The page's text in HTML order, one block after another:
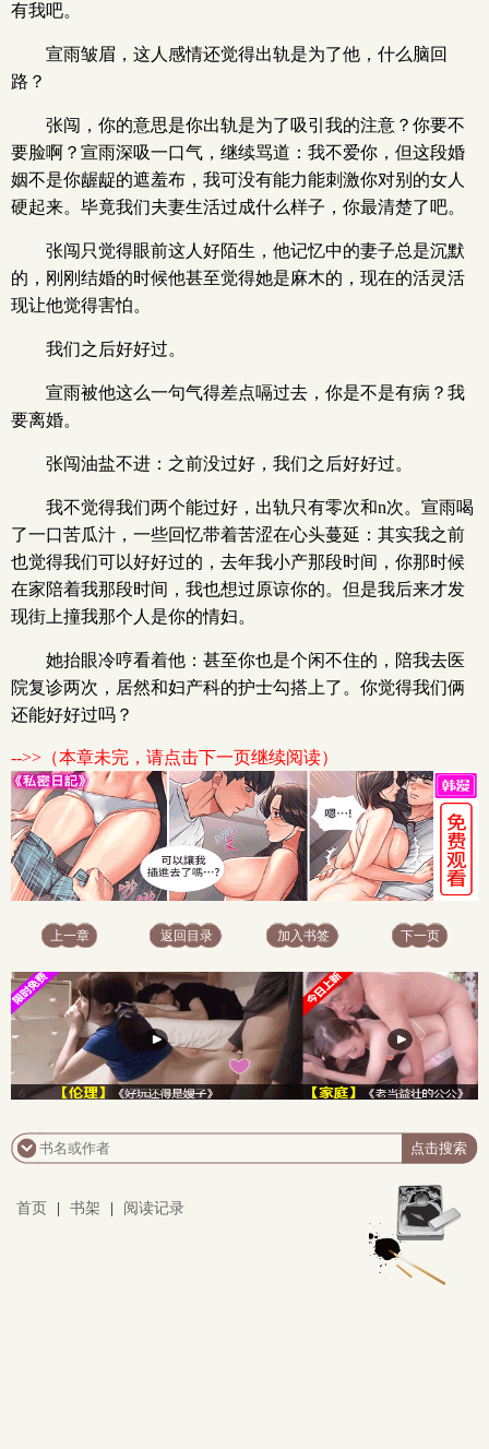
有我吧。
宣雨皱眉，这人感情还觉得出轨是为了他，什么脑回
路？
张闯，你的意思是你出轨是为了吸引我的注意？你要不
要脸啊？宣雨深吸一口气，继续骂道：我不爱你，但这段婚
姻不是你龌龊的遮羞布，我可没有能力能刺激你对别的女人
硬起来。毕竟我们夫妻生活过成什么样子，你最清楚了吧。
张闯只觉得眼前这人好陌生，他记忆中的妻子总是沉默
的，刚刚结婚的时候他甚至觉得她是麻木的，现在的活灵活
现让他觉得害怕。
我们之后好好过。
宣雨被他这么一句气得差点嗝过去，你是不是有病？我
要离婚。
张闯油盐不进：之前没过好，我们之后好好过。
我不觉得我们两个能过好，出轨只有零次和n次。宣雨喝
了一口苦瓜汁，一些回忆带着苦涩在心头蔓延：其实我之前
也觉得我们可以好好过的，去年我小产那段时间，你那时候
在家陪着我那段时间，我也想过原谅你的。但是我后来才发
现街上撞我那个人是你的情妇。
她抬眼冷哼看着他：甚至你也是个闲不住的，陪我去医
院复诊两次，居然和妇产科的护士勾搭上了。你觉得我们俩
还能好好过吗？
-->>（本章未完，请点击下一页继续阅读）
上一章 返回目录 加入书签 下一页
首页 书架 阅读记录